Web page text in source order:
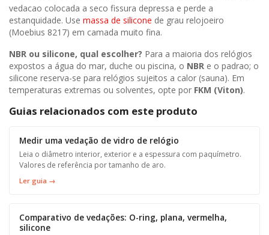
vedacao colocada a seco fissura depressa e perde a
estanquidade. Use massa de silicone de grau relojoeiro
(Moebius 8217) em camada muito fina.
NBR ou silicone, qual escolher? Para a maioria dos relógios
expostos a água do mar, duche ou piscina, o NBR e o padrao; o
silicone reserva-se para relógios sujeitos a calor (sauna). Em
temperaturas extremas ou solventes, opte por FKM (Viton).
Guias relacionados com este produto
Medir uma vedação de vidro de relógio
Leia o diâmetro interior, exterior e a espessura com paquímetro.
Valores de referência por tamanho de aro.
Ler guia →
Comparativo de vedações: O-ring, plana, vermelha,
silicone